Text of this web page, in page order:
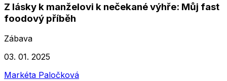
Z lásky k manželovi k nečekané výhře: Můj fast
foodový příběh
Zábava
03. 01. 2025
Markéta Paločková